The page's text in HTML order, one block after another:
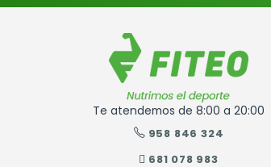
Te atendemos de 8:00 a 20:00
958 846 324
681 078 983